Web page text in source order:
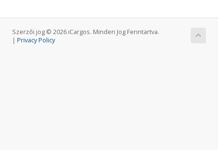
Szerzői jog © 2026 iCargos. Minden Jog Fenntartva.
| Privacy Policy